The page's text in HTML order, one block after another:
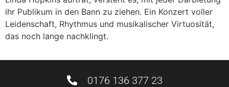
ihr Publikum in den Bann zu ziehen. Ein Konzert voller
Leidenschaft, Rhythmus und musikalischer Virtuosität,
das noch lange nachklingt.
0176 136 377 23